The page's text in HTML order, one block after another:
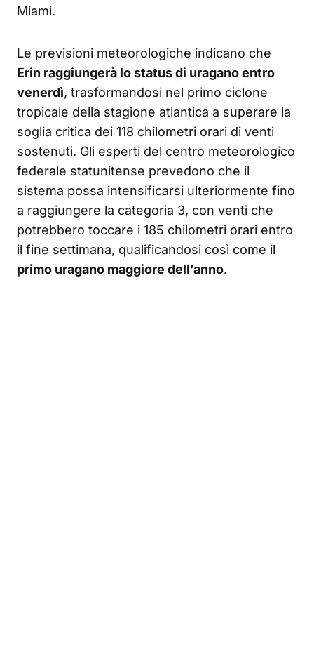
Miami.
Le previsioni meteorologiche indicano che
Erin raggiungerà lo status di uragano entro
venerdì, trasformandosi nel primo ciclone
tropicale della stagione atlantica a superare la
soglia critica dei 118 chilometri orari di venti
sostenuti. Gli esperti del centro meteorologico
federale statunitense prevedono che il
sistema possa intensificarsi ulteriormente fino
a raggiungere la categoria 3, con venti che
potrebbero toccare i 185 chilometri orari entro
il fine settimana, qualificandosi così come il
primo uragano maggiore dell’anno.